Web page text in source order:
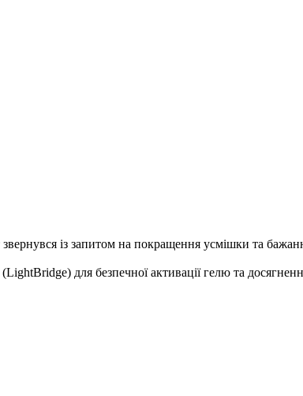
із запитом на покращення усмішки та
для безпечної активації гелю та